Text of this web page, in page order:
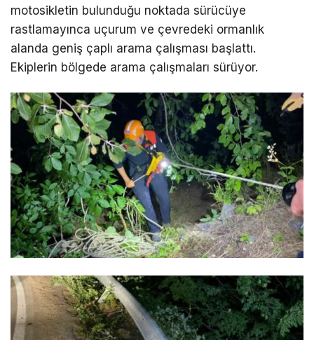
motosikletin bulunduğu noktada sürücüye
rastlamayınca uçurum ve çevredeki ormanlık
alanda geniş çaplı arama çalışması başlattı.
Ekiplerin bölgede arama çalışmaları sürüyor.